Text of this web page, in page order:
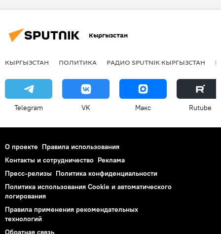
Кыргызстан
КЫРГЫЗСТАН ПОЛИТИКА РАДИО SPUTNIK КЫРГЫЗСТАН
Telegram VK Макс Rutube
О проекте Правила использования
Контакты и сотрудничество Реклама
Пресс-релизы Политика конфиденциальности
Политика использования Cookie и автоматического
логирования
Правила применения рекомендательных
технологий